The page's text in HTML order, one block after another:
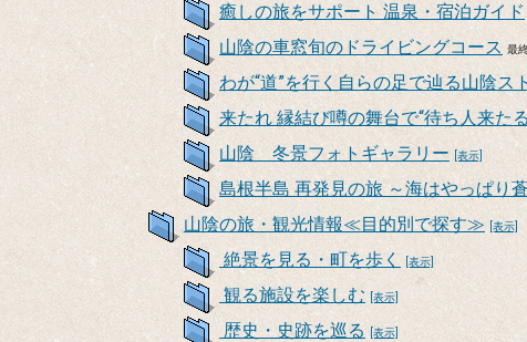
癒しの旅をサポート 温泉・宿泊ガイド
山陰の車窓旬のドライビングコース 最
わが“道”を行く自らの足で辿る山陰ス
来たれ 縁結び噂の舞台で“待ち人来た
山陰 冬景フォトギャラリー [表示]
島根半島 再発見の旅 ～海はやっぱり
山陰の旅・観光情報≪目的別で探す≫ [表示]
絶景を見る・町を歩く [表示]
観る施設を楽しむ [表示]
歴史・史跡を巡る [表示]